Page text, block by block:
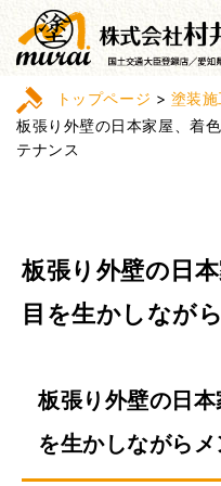
トップページ > 塗装施
板張り外壁の日本家屋、着
テナンス
板張り外壁の日
目を生かしなが
板張り外壁の日
を生かしながら